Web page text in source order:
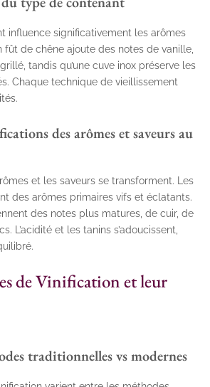
influence significativement les arômes
fût de chêne ajoute des notes de vanille,
tandis qu’une cuve inox préserve les
Chaque technique de vieillissement
des arômes et saveurs au
et les saveurs se transforment. Les
des arômes primaires vifs et éclatants.
des notes plus matures, de cuir, de
L’acidité et les tanins s’adoucissent,
de Vinification et leur
traditionnelles vs modernes